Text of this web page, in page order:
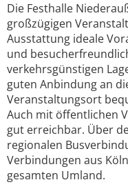
Die Festhalle
großzügigen
Ausstattung ideale
und
verkehrsgünstigen
guten Anbindung an
Veranstaltungsort
Auch mit öffentlichen
gut erreichbar. Über
regionalen
Verbindungen aus
gesamten Umland.